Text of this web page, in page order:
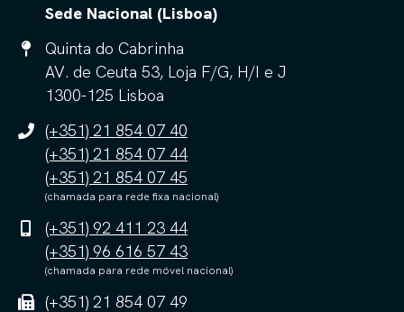
Sede Nacional (Lisboa)
Quinta do Cabrinha
AV. de Ceuta 53, Loja F/G, H/I e J
1300-125 Lisboa
(+351) 21 854 07 40
(+351) 21 854 07 44
(+351) 21 854 07 45
(chamada para rede fixa nacional)
(+351) 92 411 23 44
(+351) 96 616 57 43
(chamada para rede móvel nacional)
(+351) 21 854 07 49